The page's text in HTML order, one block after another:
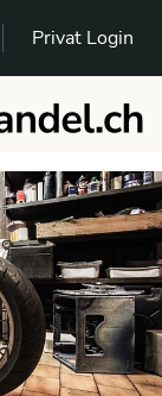
Privat Login